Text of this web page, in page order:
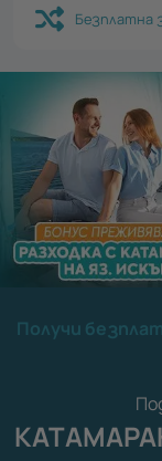
Безплатна
Получи